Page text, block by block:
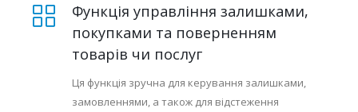
Функція управління залишками,
покупками та поверненням
товарів чи послуг
Ця функція зручна для керування залишками,
замовленнями, а також для відстеження